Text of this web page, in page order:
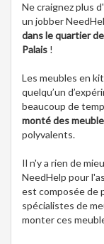
Ne craignez plus
un jobber
dans le quartier
Palais !
Les meubles en
quelqu’un
beaucoup de
monté des
polyvalents.
Il n'y a rien de
NeedHelp pour
est composée de
spécialistes de
monter ces